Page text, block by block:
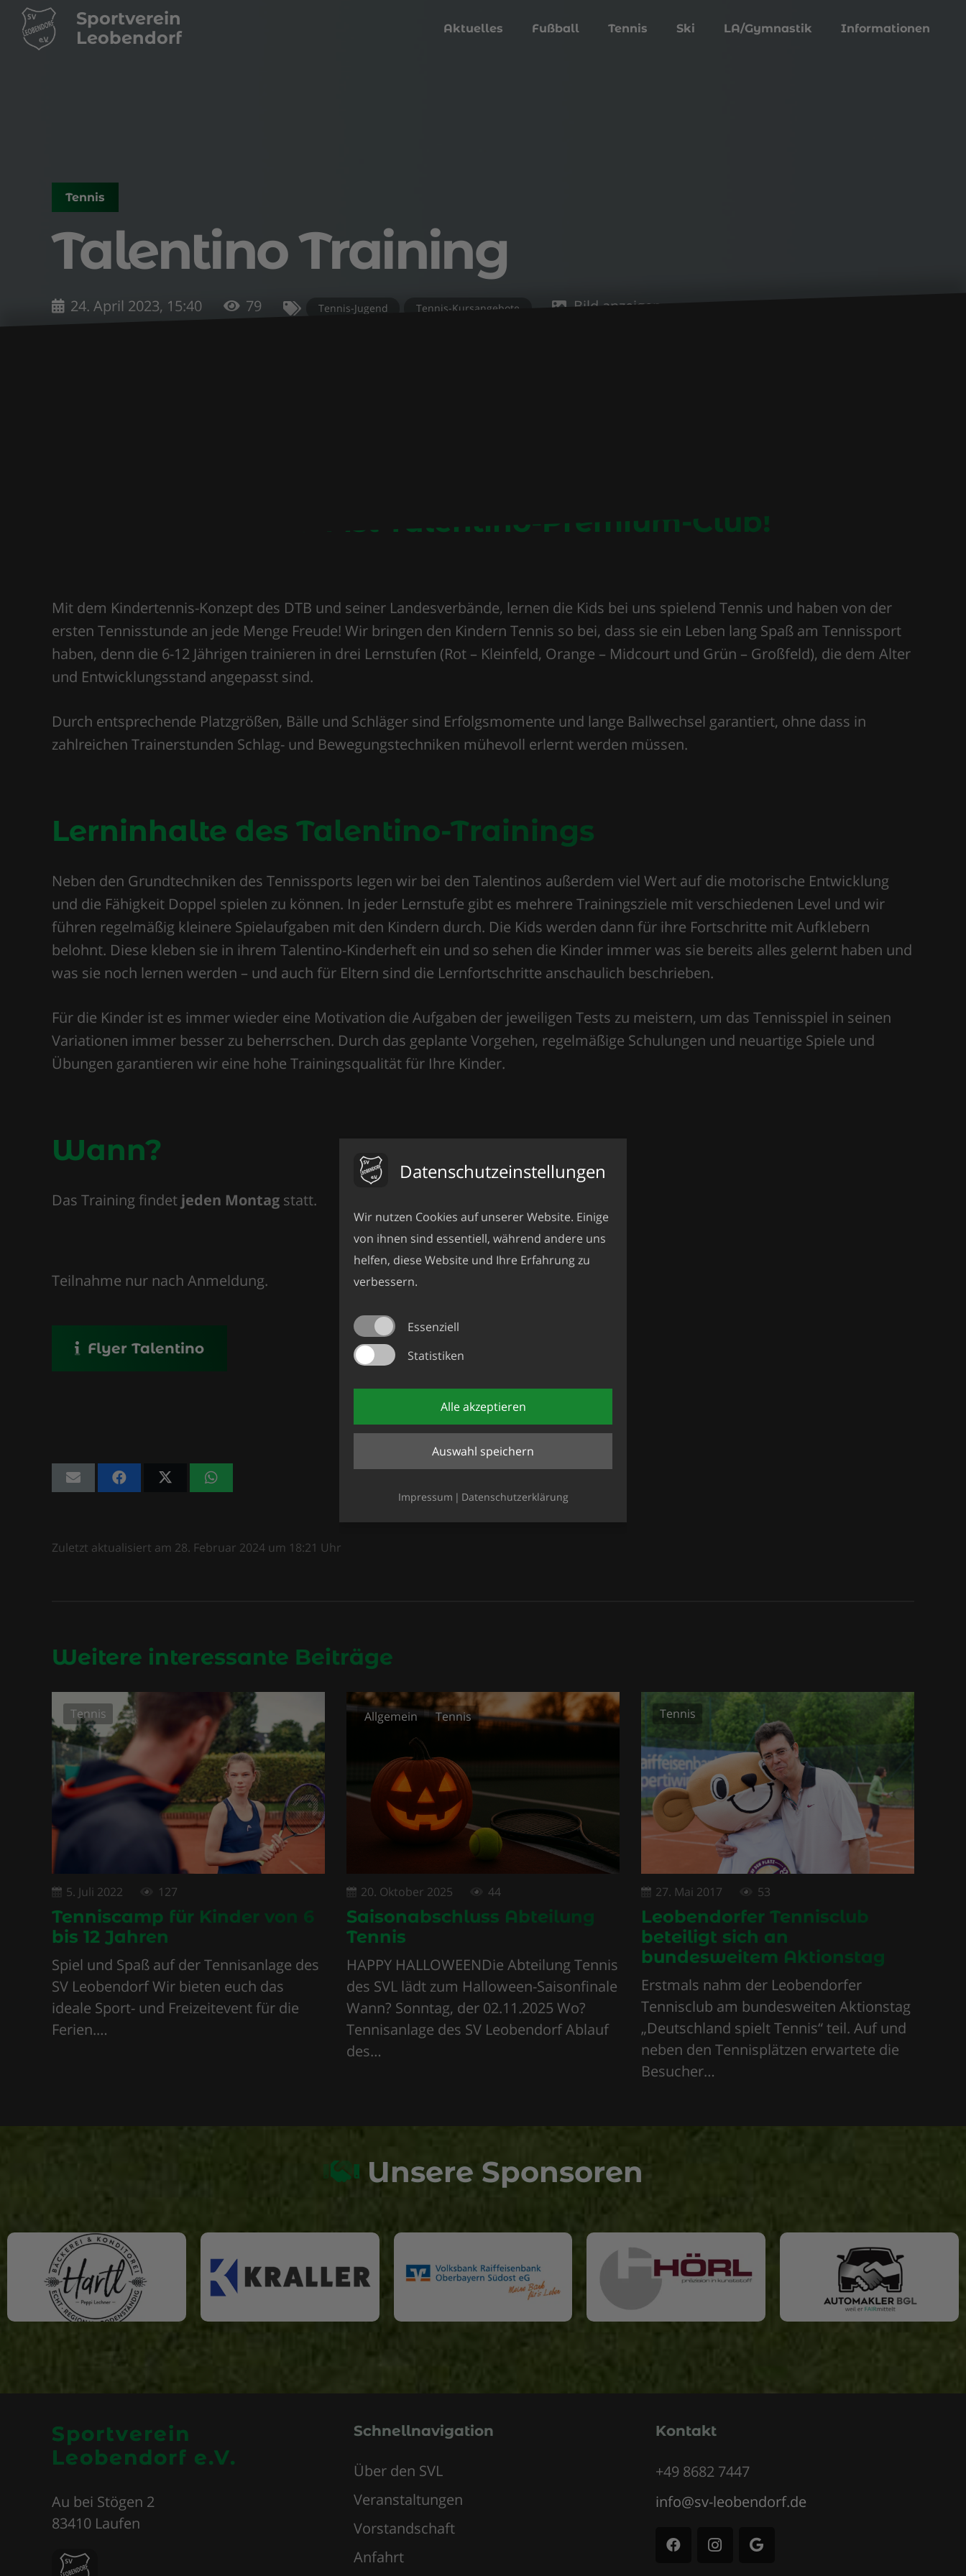
Sportverein
Leobendorf
Aktuelles Fußball Tennis Ski LA/Gymnastik Informationen
Tennis
Talentino Training
24. April 2023, 15:40 79 Tennis-Jugend Tennis-Kursangebote Bild anzeigen
Der SV Leobendorf ist Talentino-Premium-Club!
Mit dem Kindertennis-Konzept des DTB und seiner Landesverbände, lernen die Kids bei uns spielend Tennis und haben von der
ersten Tennisstunde an jede Menge Freude! Wir bringen den Kindern Tennis so bei, dass sie ein Leben lang Spaß am Tennissport
haben, denn die 6-12 Jährigen trainieren in drei Lernstufen (Rot – Kleinfeld, Orange – Midcourt und Grün – Großfeld), die dem Alter
und Entwicklungsstand angepasst sind.
Durch entsprechende Platzgrößen, Bälle und Schläger sind Erfolgsmomente und lange Ballwechsel garantiert, ohne dass in
zahlreichen Trainerstunden Schlag- und Bewegungstechniken mühevoll erlernt werden müssen.
Lerninhalte des Talentino-Trainings
Neben den Grundtechniken des Tennissports legen wir bei den Talentinos außerdem viel Wert auf die motorische Entwicklung
und die Fähigkeit Doppel spielen zu können. In jeder Lernstufe gibt es mehrere Trainingsziele mit verschiedenen Level und wir
führen regelmäßig kleinere Spielaufgaben mit den Kindern durch. Die Kids werden dann für ihre Fortschritte mit Aufklebern
belohnt. Diese kleben sie in ihrem Talentino-Kinderheft ein und so sehen die Kinder immer was sie bereits alles gelernt haben und
was sie noch lernen werden – und auch für Eltern sind die Lernfortschritte anschaulich beschrieben.
Für die Kinder ist es immer wieder eine Motivation die Aufgaben der jeweiligen Tests zu meistern, um das Tennisspiel in seinen
Variationen immer besser zu beherrschen. Durch das geplante Vorgehen, regelmäßige Schulungen und neuartige Spiele und
Übungen garantieren wir eine hohe Trainingsqualität für Ihre Kinder.
Wann?
Das Training findet jeden Montag statt.
Teilnahme nur nach Anmeldung.
Flyer Talentino
Zuletzt aktualisiert am 28. Februar 2024 um 18:21 Uhr
Weitere interessante Beiträge
Tennis
5. Juli 2022 127
Tenniscamp für Kinder von 6
bis 12 Jahren
Spiel und Spaß auf der Tennisanlage des
SV Leobendorf Wir bieten euch das
ideale Sport- und Freizeitevent für die
Ferien.…
Allgemein Tennis
20. Oktober 2025 44
Saisonabschluss Abteilung
Tennis
HAPPY HALLOWEENDie Abteilung Tennis
des SVL lädt zum Halloween-Saisonfinale
Wann? Sonntag, der 02.11.2025 Wo?
Tennisanlage des SV Leobendorf Ablauf
des…
Tennis
27. Mai 2017 53
Leobendorfer Tennisclub
beteiligt sich an
bundesweitem Aktionstag
Erstmals nahm der Leobendorfer
Tennisclub am bundesweiten Aktionstag
„Deutschland spielt Tennis“ teil. Auf und
neben den Tennisplätzen erwartete die
Besucher…
Unsere Sponsoren
Sportverein
Leobendorf e.V.
Au bei Stögen 2
83410 Laufen
Schnellnavigation
Über den SVL
Veranstaltungen
Vorstandschaft
Anfahrt
Kontakt
+49 8682 7447
info@sv-leobendorf.de
Datenschutzeinstellungen
Wir nutzen Cookies auf unserer Website. Einige
von ihnen sind essentiell, während andere uns
helfen, diese Website und Ihre Erfahrung zu
verbessern.
Essenziell
Statistiken
Alle akzeptieren
Auswahl speichern
Impressum Datenschutzerklärung